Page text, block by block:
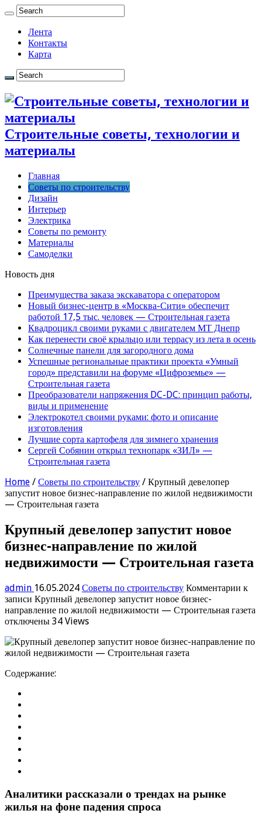
Лента
Контакты
Карта
Строительные советы, технологии и
материалы
Главная
Советы по строительству
Дизайн
Интерьер
Электрика
Советы по ремонту
Материалы
Самоделки
Новость дня
Преимущества заказа экскаватора с оператором
Новый бизнес-центр в «Москва-Сити» обеспечит
работой 17,5 тыс. человек — Строительная газета
Квадроцикл своими руками с двигателем МТ Днепр
Как перенести своё крыльцо или террасу из лета в осень
Солнечные панели для загородного дома
Успешные региональные практики проекта «Умный
город» представили на форуме «Цифроземье» —
Строительная газета
Преобразователи напряжения DC-DC: принцип работы,
виды и применение
Электрокотел своими руками: фото и описание
изготовления
Лучшие сорта картофеля для зимнего хранения
Сергей Собянин открыл технопарк «ЗИЛ» —
Строительная газета
Home / Советы по строительству / Крупный девелопер
запустит новое бизнес-направление по жилой недвижимости
— Строительная газета
Крупный девелопер запустит новое
бизнес-направление по жилой
недвижимости — Строительная газета
admin 16.05.2024 Советы по строительству Комментарии к
записи Крупный девелопер запустит новое бизнес-
направление по жилой недвижимости — Строительная газета
отключены 34 Views
Содержание:
Аналитики рассказали о трендах на рынке
жилья на фоне падения спроса